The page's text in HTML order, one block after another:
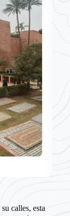
calles, esta